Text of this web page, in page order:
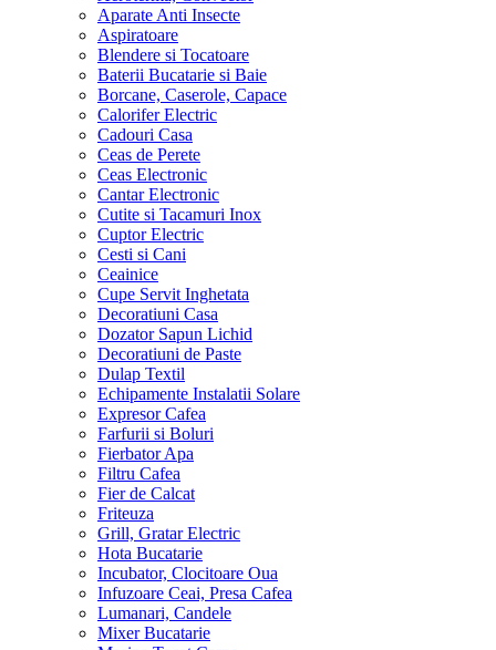
Aparate Anti Insecte
Aspiratoare
Blendere si Tocatoare
Baterii Bucatarie si Baie
Borcane, Caserole, Capace
Calorifer Electric
Cadouri Casa
Ceas de Perete
Ceas Electronic
Cantar Electronic
Cutite si Tacamuri Inox
Cuptor Electric
Cesti si Cani
Ceainice
Cupe Servit Inghetata
Decoratiuni Casa
Dozator Sapun Lichid
Decoratiuni de Paste
Dulap Textil
Echipamente Instalatii Solare
Expresor Cafea
Farfurii si Boluri
Fierbator Apa
Filtru Cafea
Fier de Calcat
Friteuza
Grill, Gratar Electric
Hota Bucatarie
Incubator, Clocitoare Oua
Infuzoare Ceai, Presa Cafea
Lumanari, Candele
Mixer Bucatarie